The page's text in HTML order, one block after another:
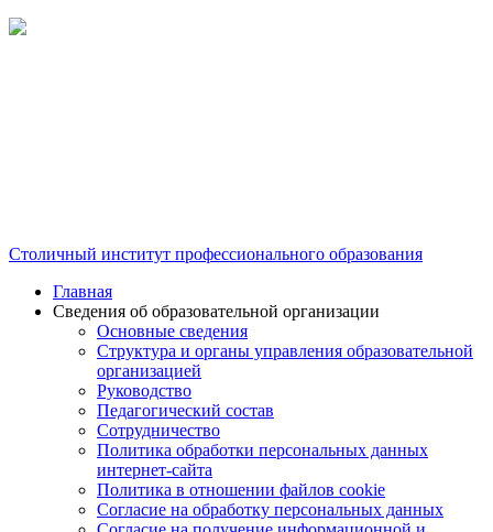
Столичный институт профессионального образования
Главная
Сведения об образовательной организации
Основные сведения
Структура и органы управления образовательной
организацией
Руководство
Педагогический состав
Сотрудничество
Политика обработки персональных данных
интернет-сайта
Политика в отношении файлов cookie
Согласие на обработку персональных данных